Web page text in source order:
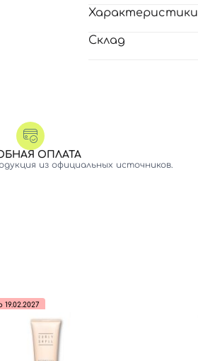
Характеристики
Склад
ОПЛАТА
из официальных источников.